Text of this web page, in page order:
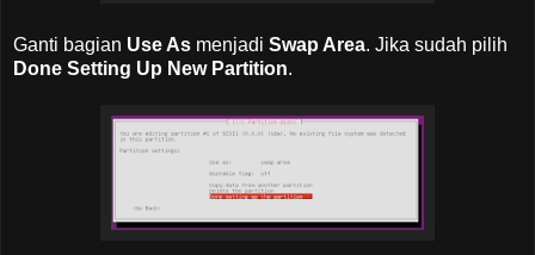
Ganti bagian Use As menjadi Swap Area. Jika sudah pilih
Done Setting Up New Partition.